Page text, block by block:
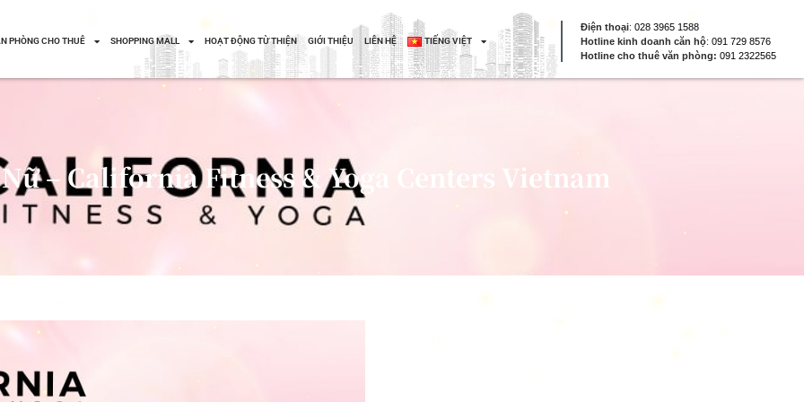
PHÒNG CHO THUÊ SHOPPING MALL HOẠT ĐỘNG TỪ THIỆN GIỚI THIỆU LIÊN HỆ TIẾNG VIỆT
Điện thoại:028 3965 1588
Hotline kinh doanh căn hộ:091 729 8576
Hotline cho thuê văn phòng: 091 2322565
– California Fitness & Yoga Centers Vietnam